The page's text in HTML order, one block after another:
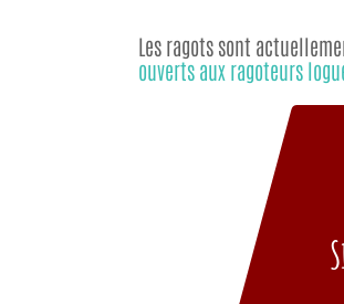
Les ragots sont
ouverts aux ragoteurs